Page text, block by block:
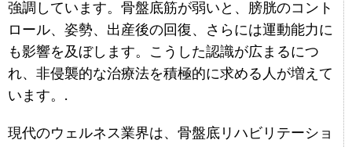
強調しています。骨盤底筋が弱いと、膀胱のコント
ロール、姿勢、出産後の回復、さらには運動能力に
も影響を及ぼします。こうした認識が広まるにつ
れ、非侵襲的な治療法を積極的に求める人が増えて
います。.
現代のウェルネス業界は、骨盤底リハビリテーショ